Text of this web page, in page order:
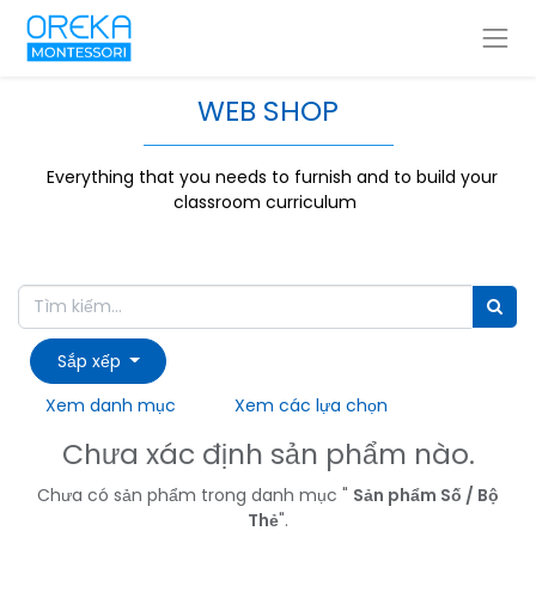
WEB SHOP
Everything that you needs to furnish and to build your
classroom curriculum
Sắp xếp
Xem danh mục
Xem các lựa chọn
Chưa xác định sản phẩm nào.
Chưa có sản phẩm trong danh mục " Sản phẩm Số / Bộ
Thẻ".